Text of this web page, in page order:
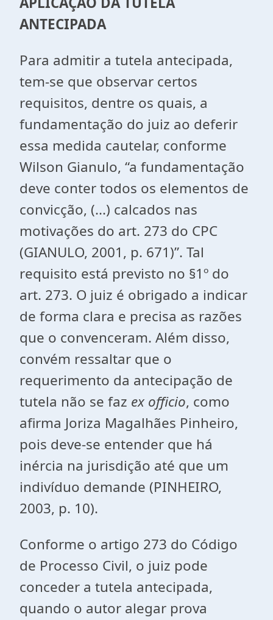
ANTECIPADA
Para admitir a tutela antecipada,
tem-se que observar certos
requisitos, dentre os quais, a
fundamentação do juiz ao deferir
essa medida cautelar, conforme
Wilson Gianulo, “a fundamentação
deve conter todos os elementos de
convicção, (...) calcados nas
motivações do art. 273 do CPC
(GIANULO, 2001, p. 671)”. Tal
requisito está previsto no §1º do
art. 273. O juiz é obrigado a indicar
de forma clara e precisa as razões
que o convenceram. Além disso,
convém ressaltar que o
requerimento da antecipação de
tutela não se faz ex officio, como
afirma Joriza Magalhães Pinheiro,
pois deve-se entender que há
inércia na jurisdição até que um
indivíduo demande (PINHEIRO,
2003, p. 10).
Conforme o artigo 273 do Código
de Processo Civil, o juiz pode
conceder a tutela antecipada,
quando o autor alegar prova